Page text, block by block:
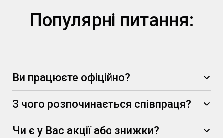
Популярні питання:
Ви працюєте офіційно?
З чого розпочинається співпраця?
Чи є у Вас акції або знижки?